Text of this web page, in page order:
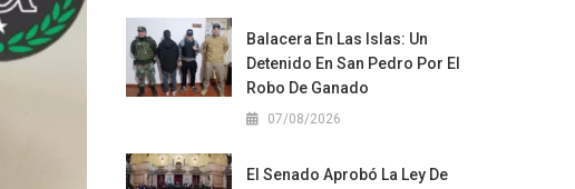
Balacera En Las Islas: Un
Detenido En San Pedro Por El
Robo De Ganado
07/08/2026
El Senado Aprobó La Ley De